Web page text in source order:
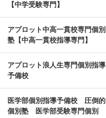
【中学受験専門】
アプロット中高一貫校専門個別
塾【中高一貫校指導専門】
アプロット浪人生専門個別指導
予備校
医学部個別指導予備校 圧倒的
個別塾 医学部受験専門個別